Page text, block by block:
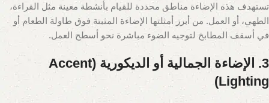
تستهدف هذه الإضاءة مناطق محددة للقيام بأنشطة معينة مثل القراءة،
الطهي، أو العمل. من أبرز أمثلتها الإضاءة المثبتة فوق طاولة الطعام أو
في أسقف المطابخ لتوجيه الضوء مباشرة نحو أسطح العمل.
3. الإضاءة الجمالية أو الديكورية (Accent
Lighting)